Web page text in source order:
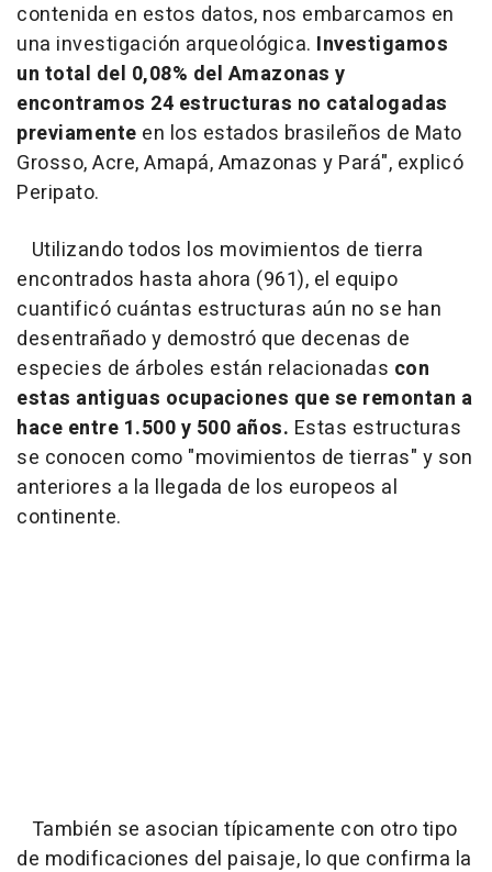
contenida en estos datos, nos embarcamos en
una investigación arqueológica. Investigamos
un total del 0,08% del Amazonas y
encontramos 24 estructuras no catalogadas
previamente en los estados brasileños de Mato
Grosso, Acre, Amapá, Amazonas y Pará", explicó
Peripato.
Utilizando todos los movimientos de tierra
encontrados hasta ahora (961), el equipo
cuantificó cuántas estructuras aún no se han
desentrañado y demostró que decenas de
especies de árboles están relacionadas con
estas antiguas ocupaciones que se remontan a
hace entre 1.500 y 500 años. Estas estructuras
se conocen como "movimientos de tierras" y son
anteriores a la llegada de los europeos al
continente.
También se asocian típicamente con otro tipo
de modificaciones del paisaje, lo que confirma la